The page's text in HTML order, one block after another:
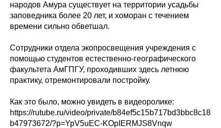
народов Амура существует на территории усадьбы
заповедника более 20 лет, и хоморан с течением
времени сильно обветшал.
Сотрудники отдела экопросвещения учреждения с
помощью студентов естественно-географического
факультета АмГПГУ, проходивших здесь летнюю
практику, отремонтировали постройку.
Как это было, можно увидеть в видеоролике:
https://rutube.ru/video/private/b84ef5c15b717bd3bbc8c18
b47973672/?p=YpV5uEC-KOpIERMJS8Vnqw